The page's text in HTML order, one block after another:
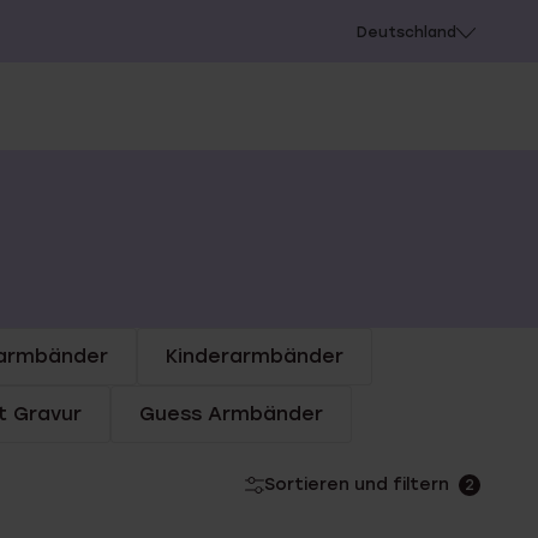
Deutschland
Kinderarmbänder
Gravur Guess Armbänder
Sortieren und filtern 2